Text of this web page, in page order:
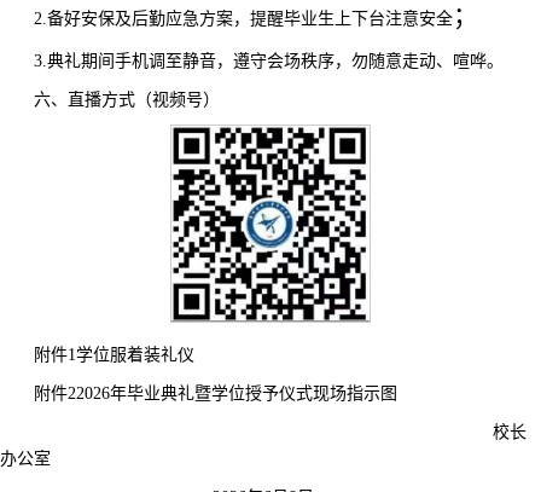
2.备好安保及后勤应急方案，提醒毕业生上下台注意安全 ；
3.典礼期间手机调至静音，遵守会场秩序，勿随意走动、喧哗。
六、直播方式（视频号）
附件1学位服着装礼仪
附件22026年毕业典礼暨学位授予仪式现场指示图
校长
办公室